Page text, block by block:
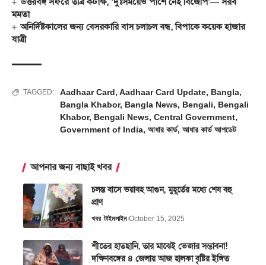
মমতা
অনির্দিষ্টকালের জন্য বেসরকারি বাস চলাচল বন্ধ, বিপাকে কয়েক হাজার
যাত্রী
TAGGED: Aadhaar Card, Aadhaar Card Update, Bangla,
Bangla Khabor, Bangla News, Bengali, Bengali
Khabor, Bengali News, Central Government,
Government of India, আধার কার্ড, আধার কার্ড আপডেট
আপনার জন্য বাছাই খবর
চলন্ত বাসে ভয়াবহ আগুন, মুহূর্তের মধ্যে শেষ বহু
প্রাণ
খবর টাইমলাইন October 15, 2025
শীতের হাতছানি, তার মাঝেই ভেজার সম্ভাবনা!
দক্ষিণবঙ্গের ৪ জেলায় আজ হালকা বৃষ্টির ইঙ্গিত